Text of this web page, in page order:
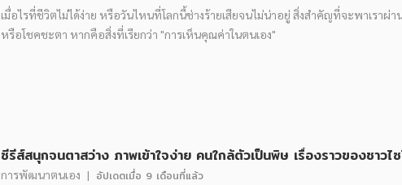
เมื่อไรที่ชีวิตไม่ได้ง่าย หรือวันไหนที่โลกนี้ช่างร้ายเสียจนไม่น่าอยู่ สิ่งสำคัญที่จะพาเราผ่า
หรือโชคชะตา หากคือสิ่งที่เรียกว่า "การเห็นคุณค่าในตนเอง"
ซีรีส์สนุกจนตาสว่าง ภาพเข้าใจง่าย คนใกล้ตัวเป็นพิษ เรื่องราวของชาวไ
การพัฒนาตนเอง | อัปเดตเมื่อ 9 เดือนที่แล้ว